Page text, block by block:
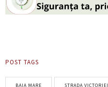
POST TAGS
BAIA MARE STRADA VICTORIEI